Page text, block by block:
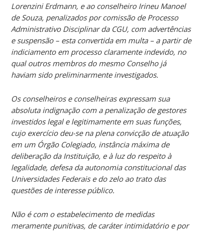
Lorenzini Erdmann, e ao conselheiro Irineu Manoel
de Souza, penalizados por comissão de Processo
Administrativo Disciplinar da CGU, com advertências
e suspensão – esta convertida em multa – a partir de
indiciamento em processo claramente indevido, no
qual outros membros do mesmo Conselho já
haviam sido preliminarmente investigados.
Os conselheiros e conselheiras expressam sua
absoluta indignação com a penalização de gestores
investidos legal e legitimamente em suas funções,
cujo exercício deu-se na plena convicção de atuação
em um Órgão Colegiado, instância máxima de
deliberação da Instituição, e à luz do respeito à
legalidade, defesa da autonomia constitucional das
Universidades Federais e do zelo ao trato das
questões de interesse público.
Não é com o estabelecimento de medidas
meramente punitivas, de caráter intimidatório e por